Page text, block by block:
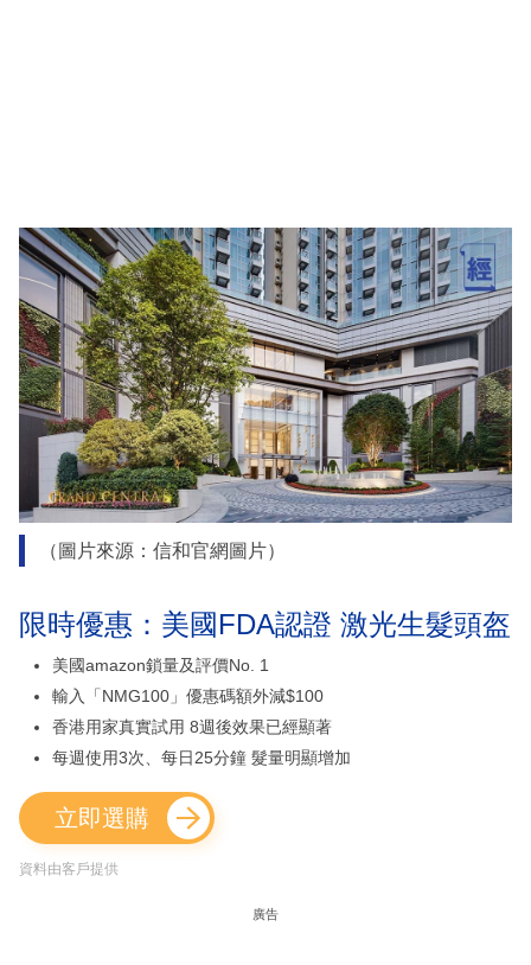
（圖片來源：信和官網圖片）
限時優惠：美國FDA認證 激光生髮頭盔
美國amazon鎖量及評價No. 1
輸入「NMG100」優惠碼額外減$100
香港用家真實試用 8週後效果已經顯著
每週使用3次、每日25分鐘 髮量明顯增加
立即選購
資料由客戶提供
廣告